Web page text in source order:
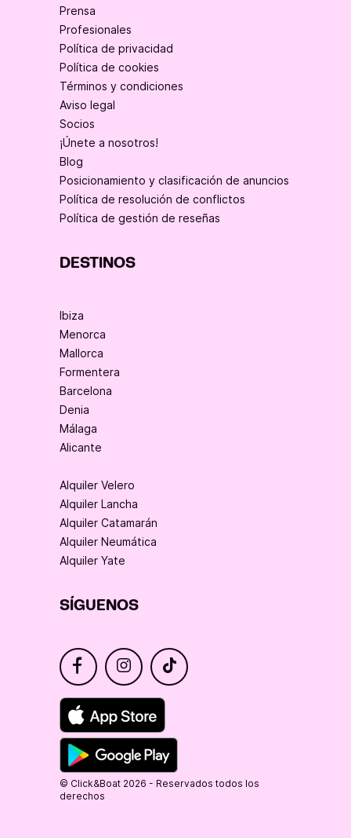
Prensa
Profesionales
Política de privacidad
Política de cookies
Términos y condiciones
Aviso legal
Socios
¡Únete a nosotros!
Blog
Posicionamiento y clasificación de anuncios
Política de resolución de conflictos
Política de gestión de reseñas
DESTINOS
Ibiza
Menorca
Mallorca
Formentera
Barcelona
Denia
Málaga
Alicante
Alquiler Velero
Alquiler Lancha
Alquiler Catamarán
Alquiler Neumática
Alquiler Yate
SÍGUENOS
© Click&Boat 2026 - Reservados todos los
derechos